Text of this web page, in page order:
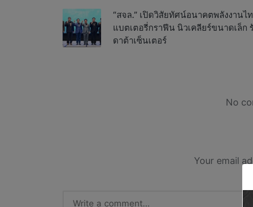
navigation“สจล.” เปิดวิสัยทัศน์อนาคตพลังงานไ
แบตเตอรี่กราฟีน นิวเคลียร์ขนาดเล็ก
ดาต้าเซ็นเตอร์
No
Your email